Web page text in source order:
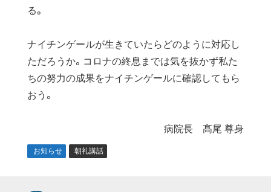
る。
ナイチンゲールが生きていたらどのように対応し
ただろうか。コロナの終息までは気を抜かず私た
ちの努力の成果をナイチンゲールに確認してもら
おう。
病院長 髙尾 尊身
お知らせ 朝礼講話